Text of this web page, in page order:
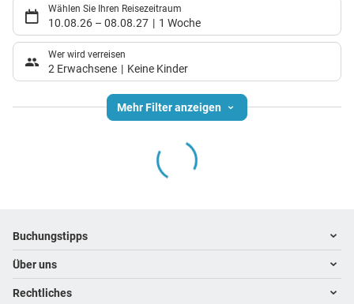
Wählen Sie Ihren Reisezeitraum
10.08.26 – 08.08.27 1 Woche
Wer wird verreisen
2 Erwachsene Keine Kinder
Mehr Filter anzeigen
Footer navigation
Buchungstipps
Warum im Reisebüro buchen
Hoteltipps
Über uns
Kontakt
Rechtliches